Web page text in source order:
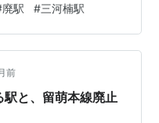
キング参加中旅行
廃駅 #三河楠駅
前
と、留萌本線廃止